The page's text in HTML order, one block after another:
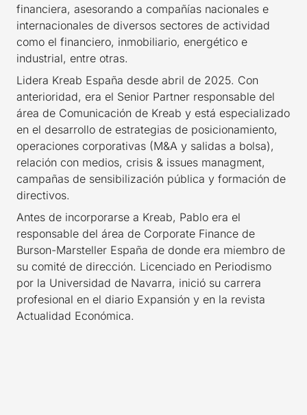
financiera, asesorando a compañías nacionales e
internacionales de diversos sectores de actividad
como el financiero, inmobiliario, energético e
industrial, entre otras.
Lidera Kreab España desde abril de 2025. Con
anterioridad, era el Senior Partner responsable del
área de Comunicación de Kreab y está especializado
en el desarrollo de estrategias de posicionamiento,
operaciones corporativas (M&A y salidas a bolsa),
relación con medios, crisis & issues managment,
campañas de sensibilización pública y formación de
directivos.
Antes de incorporarse a Kreab, Pablo era el
responsable del área de Corporate Finance de
Burson-Marsteller España de donde era miembro de
su comité de dirección. Licenciado en Periodismo
por la Universidad de Navarra, inició su carrera
profesional en el diario Expansión y en la revista
Actualidad Económica.